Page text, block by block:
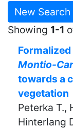
New Search
Showing 1-1
Montio-
towards a
vegetation
Peterka T.,
Hinterlang